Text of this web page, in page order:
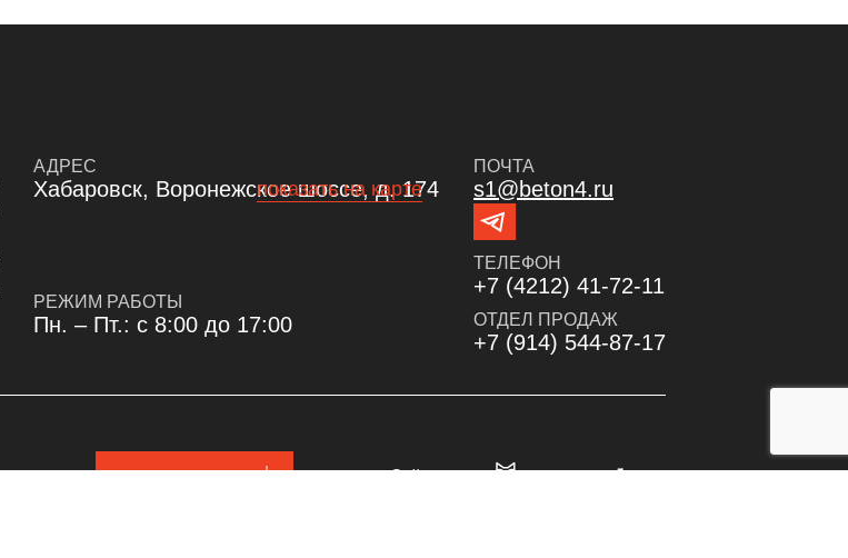
АДРЕС
Хабаровск, Воронежское шоссе, д. 174
показать на карте
РЕЖИМ РАБОТЫ
Пн. – Пт.: с 8:00 до 17:00
ПОЧТА
s1@beton4.ru
ТЕЛЕФОН
+7 (4212) 41-72-11
ОТДЕЛ ПРОДАЖ
+7 (914) 544-87-17
скачать реквизиты Сайт сделал: